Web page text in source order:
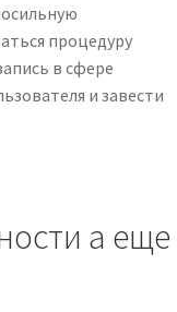
процедуру
в сфере
и завести
а еще